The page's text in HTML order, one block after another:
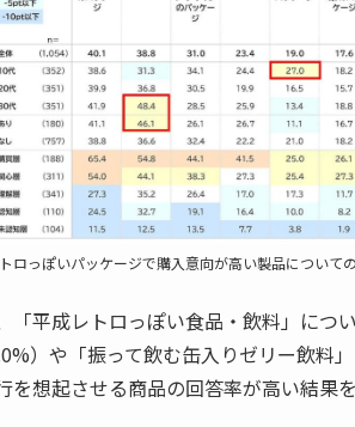
ロっぽいパッケージで購入意向が高い製品について
「平成レトロっぽい食品・飲料」につ
）や「振って飲む缶入りゼリー飲料
を想起させる商品の回答率が高い結果を